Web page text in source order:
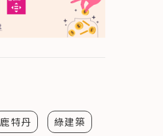
鹿特丹 綠建築